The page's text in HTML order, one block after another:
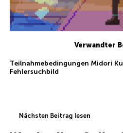
Verwandter
Teilnahmebedingungen Midori
Fehlersuchbild
Nächsten Beitrag lesen